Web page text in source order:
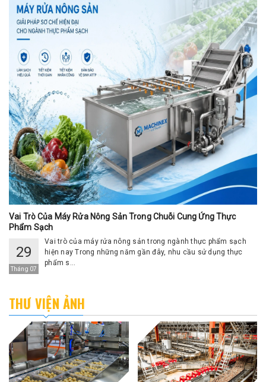
Vai Trò Của Máy Rửa Nông Sản Trong Chuỗi Cung Ứng Thực
Phẩm Sạch
29
Tháng 07
Vai trò của máy rửa nông sản trong ngành thực phẩm sạch
hiện nay Trong những năm gần đây, nhu cầu sử dụng thực
phẩm s...
THƯ VIỆN ẢNH